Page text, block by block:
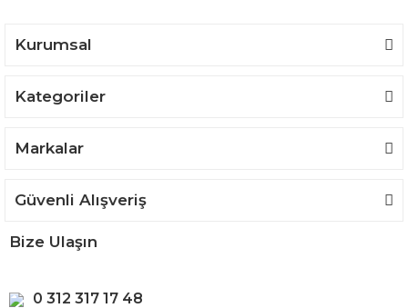
Kurumsal
Kategoriler
Markalar
Güvenli Alışveriş
Bize Ulaşın
0 312 317 17 48